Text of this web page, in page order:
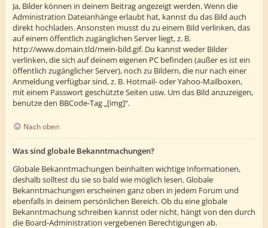
Ja, Bilder können in deinem Beitrag angezeigt werden. Wenn die
Administration Dateianhänge erlaubt hat, kannst du das Bild auch
direkt hochladen. Ansonsten musst du zu einem Bild verlinken, das
auf einem öffentlich zugänglichen Server liegt, z. B.
http://www.domain.tld/mein-bild.gif. Du kannst weder Bilder
verlinken, die sich auf deinem eigenen PC befinden (außer es ist ein
öffentlich zugänglicher Server), noch zu Bildern, die nur nach einer
Anmeldung verfügbar sind, z. B. Hotmail- oder Yahoo-Mailboxen,
mit einem Passwort geschützte Seiten usw. Um das Bild anzuzeigen,
benutze den BBCode-Tag „[img]“.
Nach oben
Was sind globale Bekanntmachungen?
Globale Bekanntmachungen beinhalten wichtige Informationen,
deshalb solltest du sie so bald wie möglich lesen. Globale
Bekanntmachungen erscheinen ganz oben in jedem Forum und
ebenfalls in deinem persönlichen Bereich. Ob du eine globale
Bekanntmachung schreiben kannst oder nicht, hängt von den durch
die Board-Administration vergebenen Berechtigungen ab.